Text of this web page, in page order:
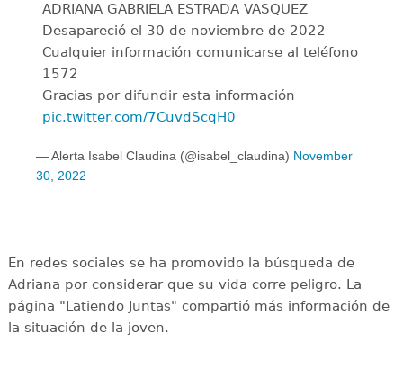
ADRIANA GABRIELA ESTRADA VASQUEZ
Desapareció el 30 de noviembre de 2022
Cualquier información comunicarse al teléfono
1572
Gracias por difundir esta información
pic.twitter.com/7CuvdScqH0
— Alerta Isabel Claudina (@isabel_claudina) November
30, 2022
En redes sociales se ha promovido la búsqueda de
Adriana por considerar que su vida corre peligro. La
página "Latiendo Juntas" compartió más información de
la situación de la joven.